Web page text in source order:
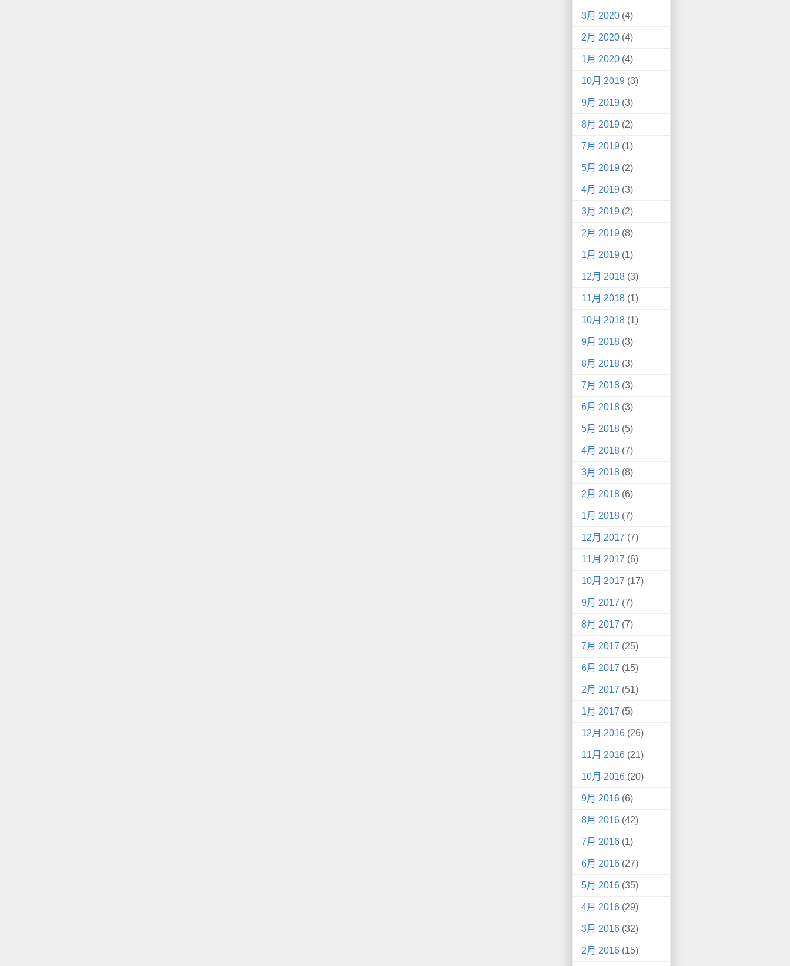
3月 2020 (4)
2月 2020 (4)
1月 2020 (4)
10月 2019 (3)
9月 2019 (3)
8月 2019 (2)
7月 2019 (1)
5月 2019 (2)
4月 2019 (3)
3月 2019 (2)
2月 2019 (8)
1月 2019 (1)
12月 2018 (3)
11月 2018 (1)
10月 2018 (1)
9月 2018 (3)
8月 2018 (3)
7月 2018 (3)
6月 2018 (3)
5月 2018 (5)
4月 2018 (7)
3月 2018 (8)
2月 2018 (6)
1月 2018 (7)
12月 2017 (7)
11月 2017 (6)
10月 2017 (17)
9月 2017 (7)
8月 2017 (7)
7月 2017 (25)
6月 2017 (15)
2月 2017 (51)
1月 2017 (5)
12月 2016 (26)
11月 2016 (21)
10月 2016 (20)
9月 2016 (6)
8月 2016 (42)
7月 2016 (1)
6月 2016 (27)
5月 2016 (35)
4月 2016 (29)
3月 2016 (32)
2月 2016 (15)